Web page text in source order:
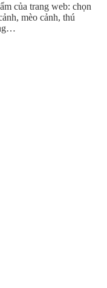
của trang web: chọn
mèo cảnh, thú